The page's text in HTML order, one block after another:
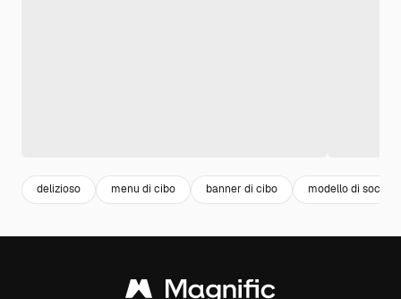
delizioso menu di cibo banner di cibo modello di social